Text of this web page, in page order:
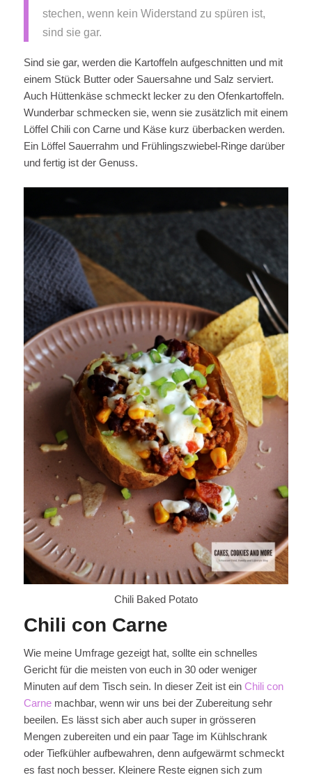
stechen, wenn kein Widerstand zu spüren ist,
sind sie gar.
Sind sie gar, werden die Kartoffeln aufgeschnitten und mit
einem Stück Butter oder Sauersahne und Salz serviert.
Auch Hüttenkäse schmeckt lecker zu den Ofenkartoffeln.
Wunderbar schmecken sie, wenn sie zusätzlich mit einem
Löffel Chili con Carne und Käse kurz überbacken werden.
Ein Löffel Sauerrahm und Frühlingszwiebel-Ringe darüber
und fertig ist der Genuss.
Chili Baked Potato
Chili con Carne
Wie meine Umfrage gezeigt hat, sollte ein schnelles
Gericht für die meisten von euch in 30 oder weniger
Minuten auf dem Tisch sein. In dieser Zeit ist ein Chili con
Carnemachbar, wenn wir uns bei der Zubereitung sehr
beeilen. Es lässt sich aber auch super in grösseren
Mengen zubereiten und ein paar Tage im Kühlschrank
oder Tiefkühler aufbewahren, denn aufgewärmt schmeckt
es fast noch besser. Kleinere Reste eignen sich zum